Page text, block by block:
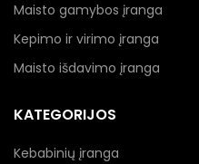
Maisto gamybos įranga
Kepimo ir virimo įranga
Maisto išdavimo įranga
KATEGORIJOS
Kebabinių įranga